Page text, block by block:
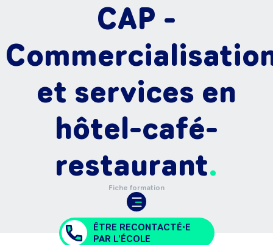
CAP -
et services en
hôtel-café-
restaurant
Fiche formation
ÊTRE RECONTACTÉ•E
PAR L'ÉCOLE